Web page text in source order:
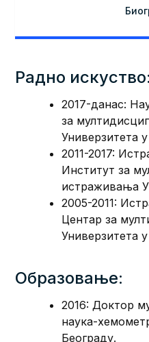
Радно искуство:
2017-данас:
за
Универзитета
2011-2017:
Институт за
истраживања
2005-2011:
Центар за
Универзитета
Образовање:
2016: Доктор
наука-
Београду.